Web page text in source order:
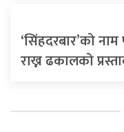
‘सिंहदरबार’को नाम
राख्न ढकालको